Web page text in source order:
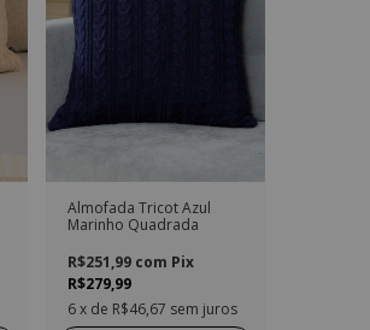
Almofada Tricot Azul
Marinho Quadrada
R$279,99
R$251,99 com Pix
6 x de R$46,67 sem juros